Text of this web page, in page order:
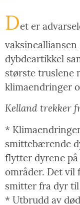
Det er
dybdeartikkel
største truslene
klimaendringer
Kelland trekker
*
smittebærende
flytter dyrene
områder. Det vil
smitter fra dyr
* Utbrudd av